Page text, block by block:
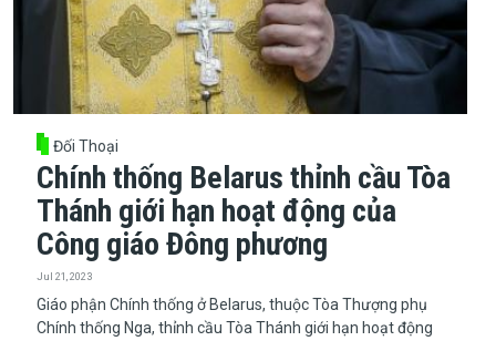
Đối Thoại
Chính thống Belarus thỉnh cầu Tòa
Thánh giới hạn hoạt động của
Công giáo Đông phương
Jul 21, 2023
Giáo phận Chính thống ở Belarus, thuộc Tòa Thượng phụ
Chính thống Nga, thỉnh cầu Tòa Thánh giới hạn hoạt động